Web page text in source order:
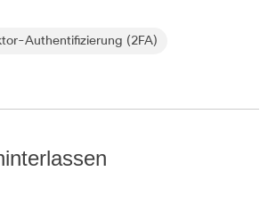
Authentifizierung (2FA)